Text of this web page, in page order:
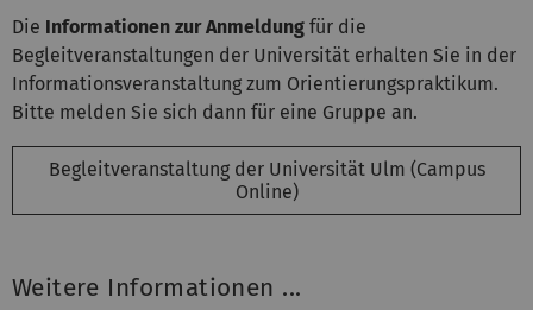
Die Informationen zur Anmeldung für die
Begleitveranstaltungen der Universität erhalten Sie in der
Informationsveranstaltung zum Orientierungspraktikum.
Bitte melden Sie sich dann für eine Gruppe an.
Begleitveranstaltung der Universität Ulm (Campus
Online)
Weitere Informationen ...